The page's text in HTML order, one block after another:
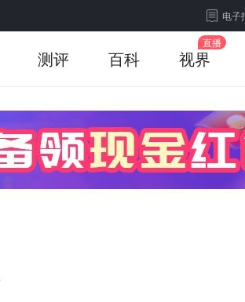
电子
测评 百科 视界